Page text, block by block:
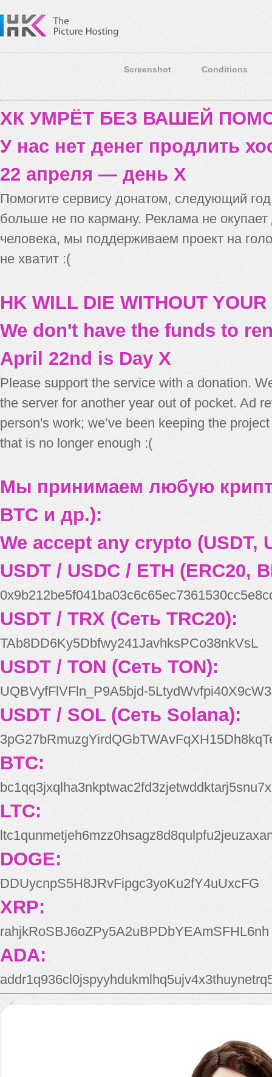
Screenshot Conditions
ХК УМРЁТ БЕЗ ВАШЕЙ
У нас нет денег продлить
22 апреля — день X
Помогите сервису донатом, следующий
больше не по карману. Реклама не
человека, мы поддерживаем проект на
не хватит :(
HK WILL DIE WITHOUT
We don't have the funds to
April 22nd is Day X
Please support the service with a donation.
the server for another year out of pocket. Ad
person's work; we’ve been keeping the
that is no longer enough :(
Мы принимаем любую
BTC и др.):
We accept any crypto (USDT,
USDT / USDC / ETH (ERC20,
USDT / TRX (Сеть TRC20):
TAb8DD6Ky5Dbfwy241JavhksPCo38nkVsL
USDT / TON (Сеть TON):
UQBVyfFlVFln_P9A5bjd-
USDT / SOL (Сеть Solana):
BTC:
bc1qq3jxqlha3nkptwac2fd3zjetwddktarj5snu7x
LTC:
DOGE:
DDUycnpS5H8JRvFipgc3yoKu2fY4uUxcFG
XRP:
rahjkRoSBJ6oZPy5A2uBPDbYEAmSFHL6nh
ADA: